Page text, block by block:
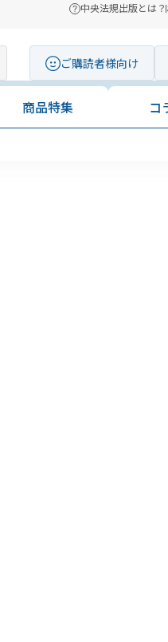
中央法規出版とは？
ご購読者様向け
商品特集 コ